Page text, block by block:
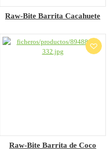
Raw-Bite Barrita Cacahuete
Raw-Bite Barrita de Coco